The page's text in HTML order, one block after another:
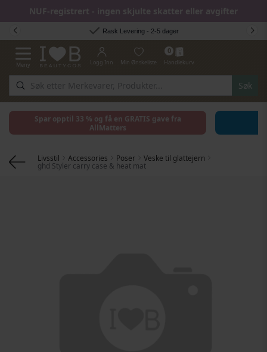
NUF-registrert - ingen skjulte skatter eller avgifter
Hopp til innhold
Rask Levering - 2-5 dager
Toggle Nav
Meny
Søk
Logg Inn Min Ønskeliste
0
Handlekurv
Spar opptil 33 % og få en GRATIS gave fra
AllMatters
Livsstil Accessories Poser
Veske til glattejern
ghd Styler carry case & heat mat